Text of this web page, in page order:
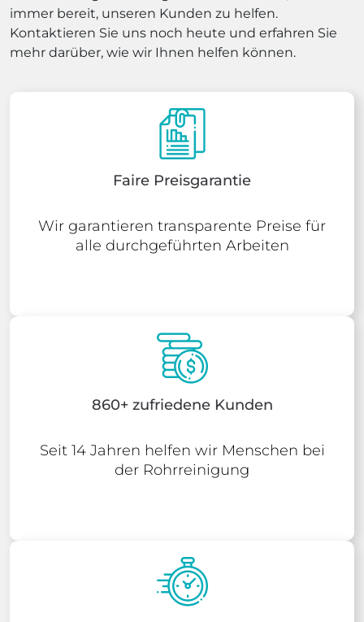
immer bereit, unseren Kunden zu helfen.
Kontaktieren Sie uns noch heute und erfahren Sie
mehr darüber, wie wir Ihnen helfen können.
Faire Preisgarantie
Wir garantieren transparente Preise für
alle durchgeführten Arbeiten
860+ zufriedene Kunden
Seit 14 Jahren helfen wir Menschen bei
der Rohrreinigung